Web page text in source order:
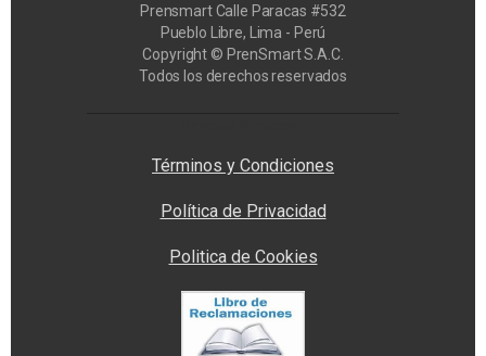
Prensmart Calle Paracas #532
Pueblo Libre, Lima - Perú
Copyright © PrenSmart S.A.C.
Todos los derechos reservados
Términos y Condiciones
Política de Privacidad
Politica de Cookies